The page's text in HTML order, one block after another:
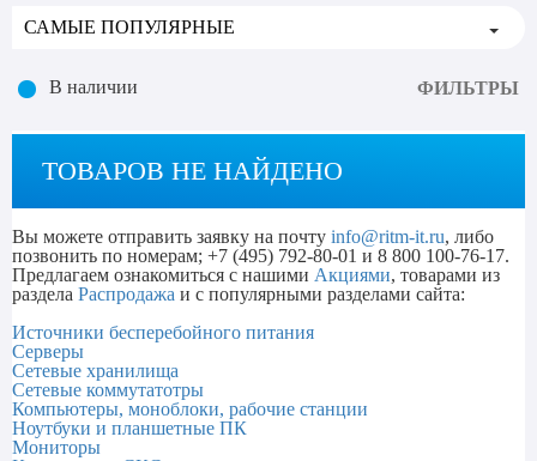
В наличии ФИЛЬТРЫ
ТОВАРОВ НЕ НАЙДЕНО
Вы можете отправить заявку на почту info@ritm-it.ru, либо
позвонить по номерам; +7 (495) 792-80-01 и 8 800 100-76-17.
Предлагаем ознакомиться с нашими Акциями, товарами из
раздела Распродажа и с популярными разделами сайта:
Источники бесперебойного питания
Серверы
Сетевые хранилища
Сетевые коммутатотры
Компьютеры, моноблоки, рабочие станции
Ноутбуки и планшетные ПК
Мониторы